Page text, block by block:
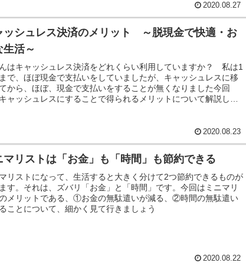
2020.08.27
ッシュレス決済のメリット ～脱現金で快適・お
生活～
はキャッシュレス決済をどれくらい利用していますか？ 私は1
で、ほぼ現金で支払いをしていましたが、キャッシュレスに移
から、ほぼ、現金で支払いをすることが無くなりました今回
ャッシュレスにすることで得られるメリットについて解説しま
2020.08.23
マリストは「お金」も「時間」も節約できる
リストになって、生活すると大きく分けて2つ節約できるものが
す。それは、ズバリ「お金」と「時間」です。今回はミニマリ
メリットである、①お金の無駄遣いが減る、②時間の無駄遣い
ことについて、細かく見て行きましょう
2020.08.22